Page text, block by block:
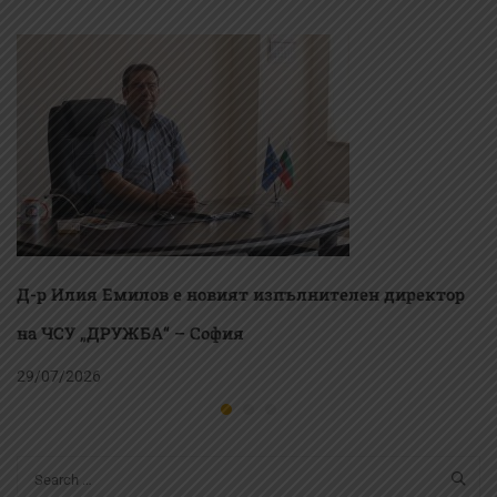
Ученическия
парламент
Д-р Илия Емилов е новият изпълнителен директор
на ЧСУ „ДРУЖБА“ – София
29/07/2026